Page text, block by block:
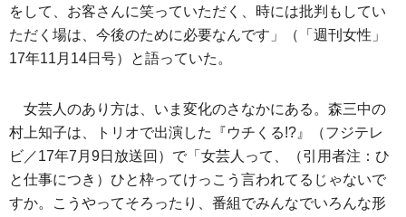
をして、お客さんに笑っていただく、時には批判もしてい
ただく場は、今後のために必要なんです」（「週刊女性」
17年11月14日号）と語っていた。
女芸人のあり方は、いま変化のさなかにある。森三中の
村上知子は、トリオで出演した『ウチくる!?』（フジテレ
ビ／17年7月9日放送回）で「女芸人って、（引用者注：ひ
と仕事につき）ひと枠ってけっこう言われてるじゃないで
すか。こうやってそろったり、番組でみんなでいろんな形